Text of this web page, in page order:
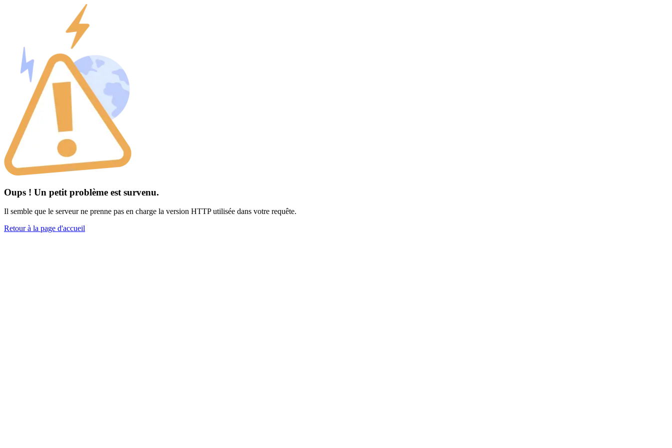
Oups ! Un petit problème est survenu.
Il semble que le serveur ne prenne pas en charge la version HTTP utilisée dans votre requête.
Retour à la page d'accueil